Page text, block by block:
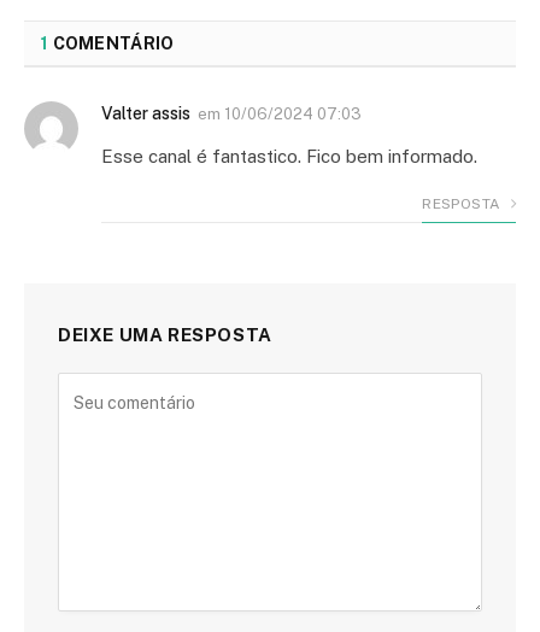
1 COMENTÁRIO
Valter assis em 10/06/2024 07:03
Esse canal é fantastico. Fico bem informado.
RESPOSTA
DEIXE UMA RESPOSTA